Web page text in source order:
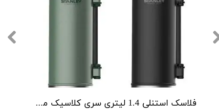
فلاسک استنلی 1.4 لیتری سری کلاسیک مدل Classic Legendary Bottle 1.4 L